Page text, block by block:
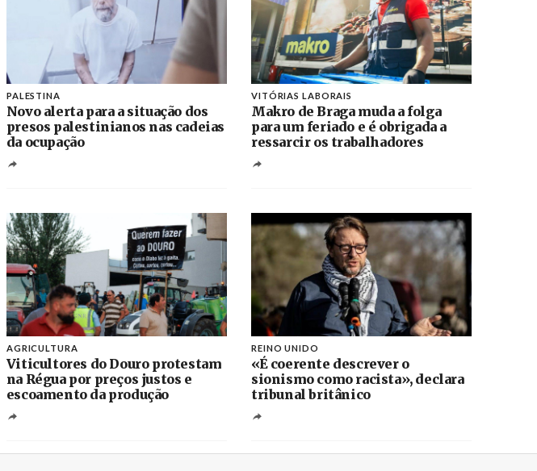
PALESTINA
Novo alerta para a situação dos
presos palestinianos nas cadeias
da ocupação
VITÓRIAS LABORAIS
Makro de Braga muda a folga
para um feriado e é obrigada a
ressarcir os trabalhadores
AGRICULTURA
Viticultores do Douro protestam
na Régua por preços justos e
escoamento da produção
REINO UNIDO
«É coerente descrever o
sionismo como racista», declara
tribunal britânico